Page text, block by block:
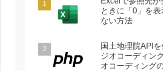
ときに「0」を
ない方法
国土地理院APIを
ジオコーディン
オコーディング